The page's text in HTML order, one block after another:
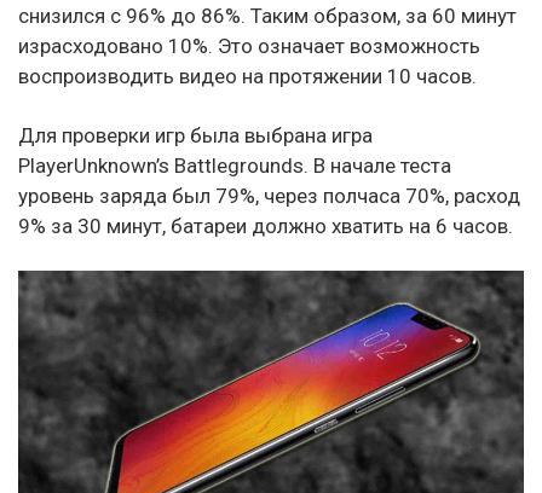
снизился с 96% до 86%. Таким образом, за 60 минут
израсходовано 10%. Это означает возможность
воспроизводить видео на протяжении 10 часов.
Для проверки игр была выбрана игра
PlayerUnknown’s Battlegrounds. В начале теста
уровень заряда был 79%, через полчаса 70%, расход
9% за 30 минут, батареи должно хватить на 6 часов.